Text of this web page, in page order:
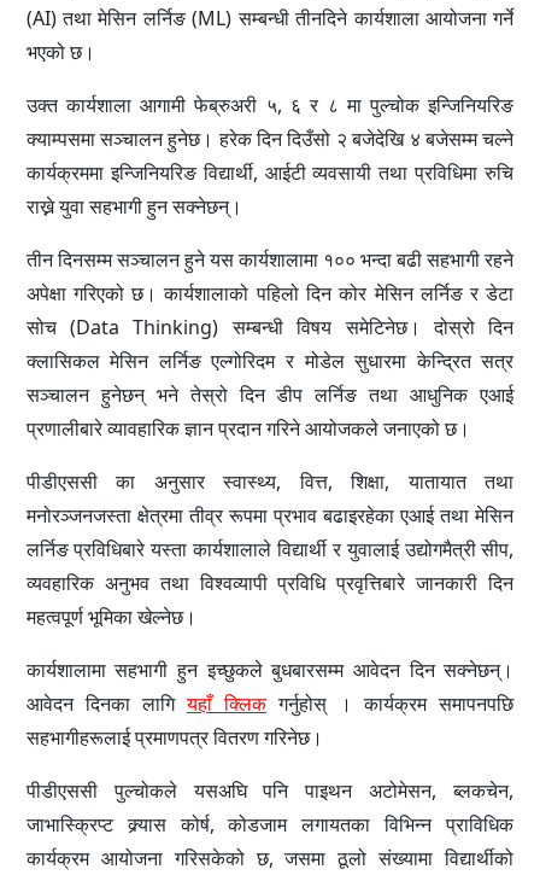
(AI) तथा मेसिन लर्निङ (ML) सम्बन्धी तीनदिने कार्यशाला आयोजना गर्ने
भएको छ।
उक्त कार्यशाला आगामी फेब्रुअरी ५, ६ र ८ मा पुल्चोक इन्जिनियरिङ
क्याम्पसमा सञ्चालन हुनेछ। हरेक दिन दिउँसो २ बजेदेखि ४ बजेसम्म चल्ने
कार्यक्रममा इन्जिनियरिङ विद्यार्थी, आईटी व्यवसायी तथा प्रविधिमा रुचि
राख्ने युवा सहभागी हुन सक्नेछन्।
तीन दिनसम्म सञ्चालन हुने यस कार्यशालामा १०० भन्दा बढी सहभागी रहने
अपेक्षा गरिएको छ। कार्यशालाको पहिलो दिन कोर मेसिन लर्निङ र डेटा
सोच (Data Thinking) सम्बन्धी विषय समेटिनेछ। दोस्रो दिन
क्लासिकल मेसिन लर्निङ एल्गोरिदम र मोडेल सुधारमा केन्द्रित सत्र
सञ्चालन हुनेछन् भने तेस्रो दिन डीप लर्निङ तथा आधुनिक एआई
प्रणालीबारे व्यावहारिक ज्ञान प्रदान गरिने आयोजकले जनाएको छ।
पीडीएससी का अनुसार स्वास्थ्य, वित्त, शिक्षा, यातायात तथा
मनोरञ्जनजस्ता क्षेत्रमा तीव्र रूपमा प्रभाव बढाइरहेका एआई तथा मेसिन
लर्निङ प्रविधिबारे यस्ता कार्यशालाले विद्यार्थी र युवालाई उद्योगमैत्री सीप,
व्यवहारिक अनुभव तथा विश्वव्यापी प्रविधि प्रवृत्तिबारे जानकारी दिन
महत्वपूर्ण भूमिका खेल्नेछ।
कार्यशालामा सहभागी हुन इच्छुकले बुधबारसम्म आवेदन दिन सक्नेछन्।
आवेदन दिनका लागियहाँ क्लिकगर्नुहोस् । कार्यक्रम समापनपछि
सहभागीहरूलाई प्रमाणपत्र वितरण गरिनेछ।
पीडीएससी पुल्चोकले यसअघि पनि पाइथन अटोमेसन, ब्लकचेन,
जाभास्क्रिप्ट क्र्यास कोर्ष, कोडजाम लगायतका विभिन्न प्राविधिक
कार्यक्रम आयोजना गरिसकेको छ, जसमा ठूलो संख्यामा विद्यार्थीको